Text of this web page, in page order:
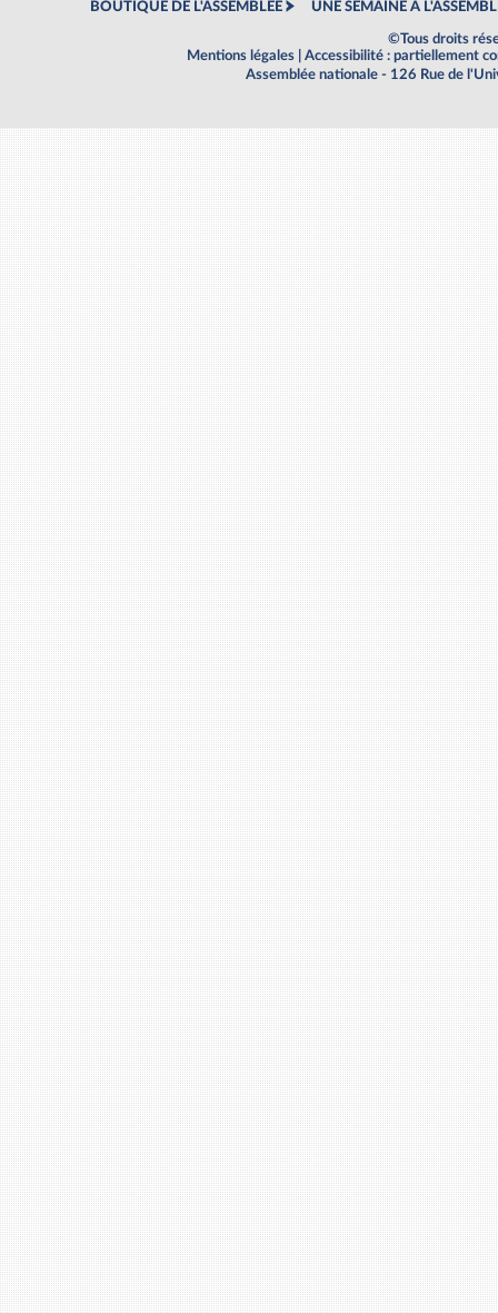
BOUTIQUE DE L'ASSEMBLEE UNE SEMAINE À
©Tous droits
Mentions légales
Accessibilité : partiellement
Assemblée nationale - 126 Rue de